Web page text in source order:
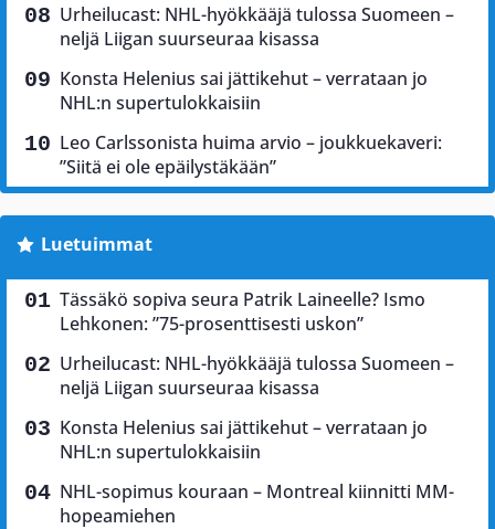
Urheilucast: NHL-hyökkääjä tulossa Suomeen –
neljä Liigan suurseuraa kisassa
Konsta Helenius sai jättikehut – verrataan jo
NHL:n supertulokkaisiin
Leo Carlssonista huima arvio – joukkuekaveri:
”Siitä ei ole epäilystäkään”
Luetuimmat
Tässäkö sopiva seura Patrik Laineelle? Ismo
Lehkonen: ”75-prosenttisesti uskon”
Urheilucast: NHL-hyökkääjä tulossa Suomeen –
neljä Liigan suurseuraa kisassa
Konsta Helenius sai jättikehut – verrataan jo
NHL:n supertulokkaisiin
NHL-sopimus kouraan – Montreal kiinnitti MM-
hopeamiehen